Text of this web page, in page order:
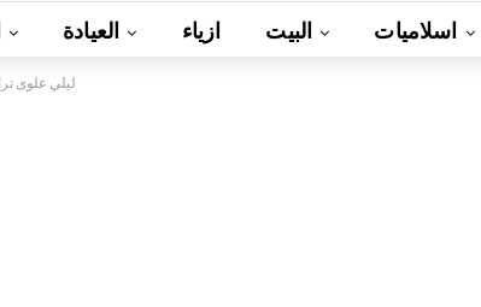
العيادة ازياء البيت اسلاميات
ليلي علوى